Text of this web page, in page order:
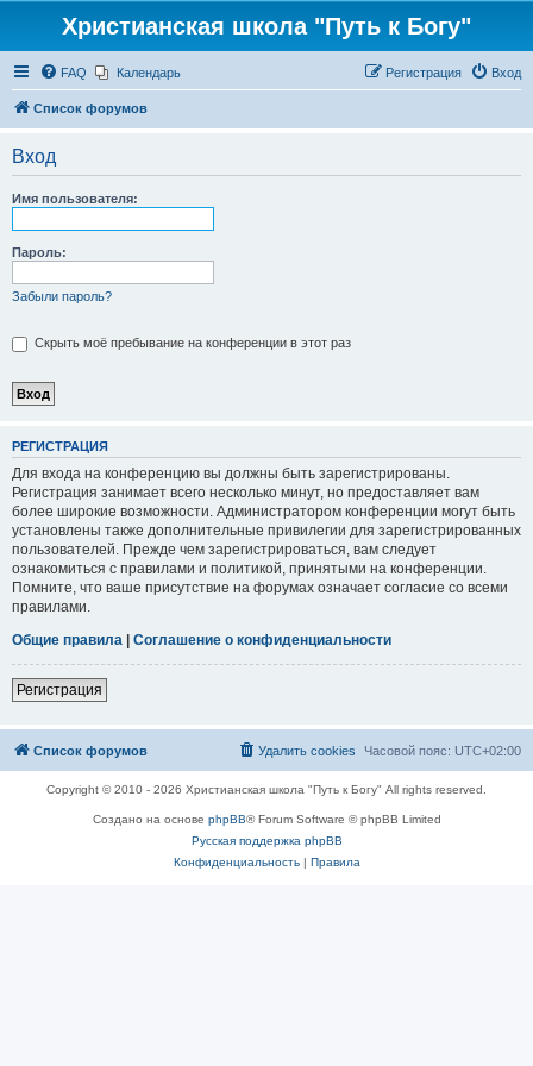
Христианская школа "Путь к Богу"
FAQ Календарь Вход
Регистрация
Список форумов
Вход
Имя пользователя:
Пароль:
Забыли пароль?
Скрыть моё пребывание на конференции в этот раз
РЕГИСТРАЦИЯ
Для входа на конференцию вы должны быть зарегистрированы.
Регистрация занимает всего несколько минут, но предоставляет вам
более широкие возможности. Администратором конференции могут быть
установлены также дополнительные привилегии для зарегистрированных
пользователей. Прежде чем зарегистрироваться, вам следует
ознакомиться с правилами и политикой, принятыми на конференции.
Помните, что ваше присутствие на форумах означает согласие со всеми
правилами.
Общие правила
Соглашение о конфиденциальности
Регистрация
Список форумов Часовой пояс: UTC+02:00
Удалить cookies
Copyright © 2010 - 2026 Христианская школа "Путь к Богу" All rights reserved.
Создано на основе phpBB® Forum Software © phpBB Limited
Русская поддержка phpBB
Конфиденциальность| Правила